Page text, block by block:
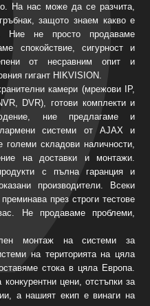
На нас може да се разчита,
защото знаем какво е
Ние не просто продаваме
спокойствие, сигурност и
от несравним опит и
гигант HIKVISION.
камери (мрежови IP,
DVR), готови комплекти и
ние предлагаме и
системи от AJAX и
складови наличности,
на доставки и монтажи.
с пълна гаранция и
производители. Всеки
през строги тестове
Не продаваме проблеми,
монтаж на системи за
на територията на цяла
стока в цяла Европа.
цени, отстъпки за
а нашият екип е винаги на